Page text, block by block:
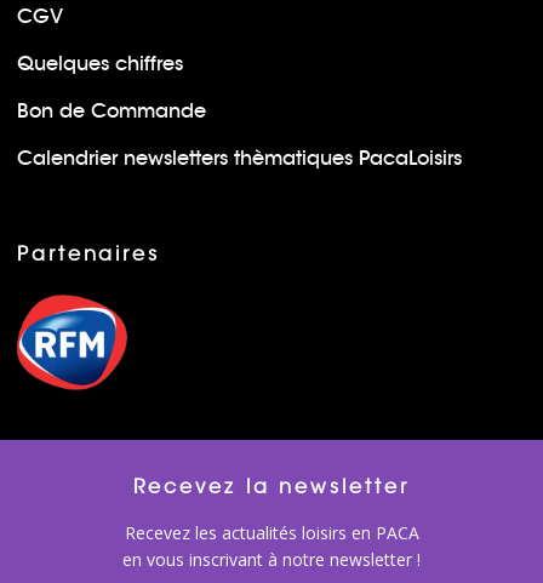
CGV
Quelques chiffres
Bon de Commande
Calendrier newsletters thèmatiques PacaLoisirs
Partenaires
Recevez la newsletter
Recevez les actualités loisirs en PACA
en vous inscrivant à notre newsletter !